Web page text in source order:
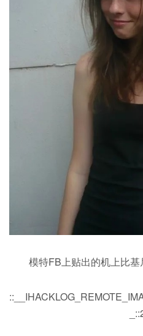
模特FB上贴出的机上比基